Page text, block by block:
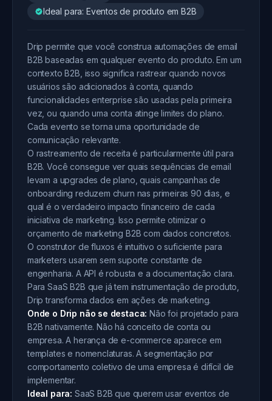
Ideal para: Eventos de produto em B2B
Drip permite que você construa automações de email
B2B baseadas em qualquer evento do produto. Em um
contexto B2B, isso significa rastrear quando novos
usuários são adicionados à conta, quando
funcionalidades enterprise são usadas pela primeira
vez, ou quando uma conta atinge limites do plano.
Cada evento se torna uma oportunidade de
comunicação relevante.
O rastreamento de receita é particularmente útil para
B2B. Você consegue ver quais sequências de email
levam a upgrades de plano, quais campanhas de
onboarding reduzem churn nas primeiras 90 dias, e
qual é o verdadeiro impacto financeiro de cada
iniciativa de marketing. Isso permite otimizar o
orçamento de marketing B2B com dados concretos.
O construtor de fluxos é intuitivo o suficiente para
marketers usarem sem suporte constante de
engenharia. A API é robusta e a documentação clara.
Para SaaS B2B que já tem instrumentação de produto,
Drip transforma dados em ações de marketing.
Onde o Drip não se destaca: Não foi projetado para
B2B nativamente. Não há conceito de conta ou
empresa. A herança de e-commerce aparece em
templates e nomenclaturas. A segmentação por
comportamento coletivo de uma empresa é difícil de
implementar.
Ideal para: SaaS B2B que querem usar eventos de